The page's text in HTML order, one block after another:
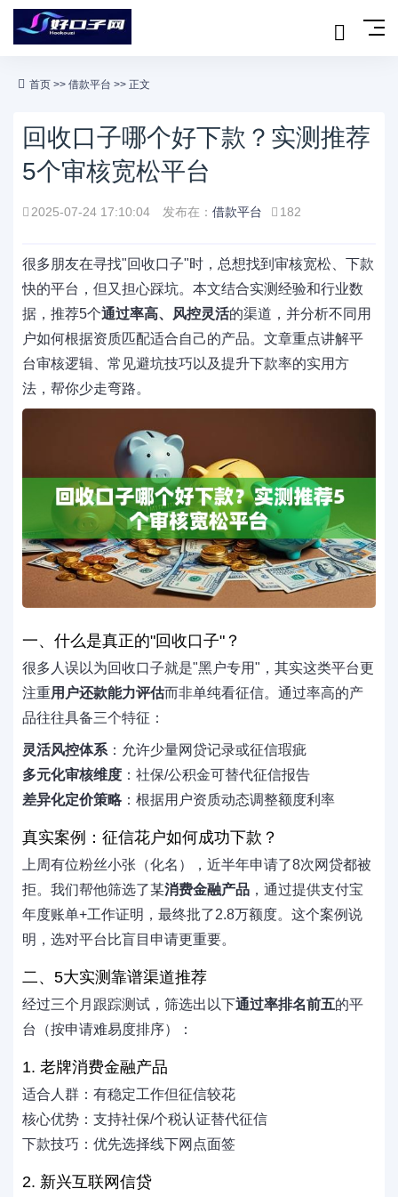
首页 >> 借款平台 >> 正文
回收口子哪个好下款？实测推荐
5个审核宽松平台
2025-07-24 17:10:04 发布在： 借款平台 182
很多朋友在寻找"回收口子"时，总想找到审核宽松、下款
快的平台，但又担心踩坑。本文结合实测经验和行业数
据，推荐5个通过率高、风控灵活的渠道，并分析不同用
户如何根据资质匹配适合自己的产品。文章重点讲解平
台审核逻辑、常见避坑技巧以及提升下款率的实用方
法，帮你少走弯路。
一、什么是真正的"回收口子"？
很多人误以为回收口子就是"黑户专用"，其实这类平台更
注重用户还款能力评估而非单纯看征信。通过率高的产
品往往具备三个特征：
灵活风控体系 ：允许少量网贷记录或征信瑕疵
多元化审核维度 ：社保/公积金可替代征信报告
差异化定价策略：根据用户资质动态调整额度利率
真实案例：征信花户如何成功下款？
上周有位粉丝小张（化名），近半年申请了8次网贷都被
拒。我们帮他筛选了某消费金融产品 ，通过提供支付宝
年度账单+工作证明，最终批了2.8万额度。这个案例说
明，选对平台比盲目申请更重要。
二、5大实测靠谱渠道推荐
经过三个月跟踪测试，筛选出以下通过率排名前五的平
台（按申请难易度排序）：
1. 老牌消费金融产品
适合人群：有稳定工作但征信较花
核心优势：支持社保/个税认证替代征信
下款技巧：优先选择线下网点面签
2. 新兴互联网信贷